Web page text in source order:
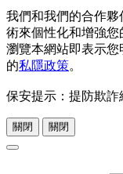
我們和我們的合作夥
術來個性化和增強
瀏覽本網站即表示您
的私隱政策。
保安提示：提防欺詐
關閉 關閉